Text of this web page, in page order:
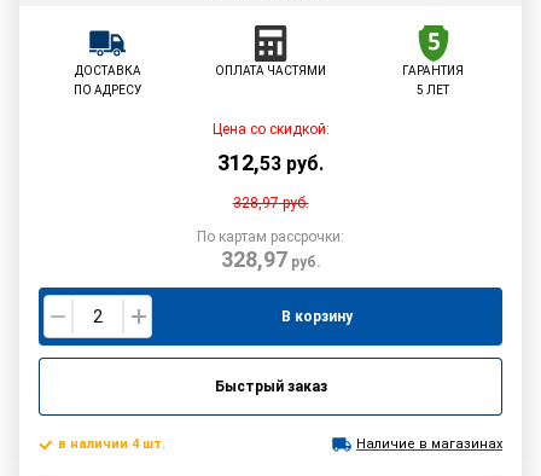
ДОСТАВКА
ПО АДРЕСУ
ОПЛАТА ЧАСТЯМИ
ГАРАНТИЯ
5 ЛЕТ
Цена со скидкой:
312,53 руб.
328,97руб.
По картам рассрочки:
328,97 руб.
В корзину
Быстрый заказ
в наличии 4 шт. Наличие в магазинах